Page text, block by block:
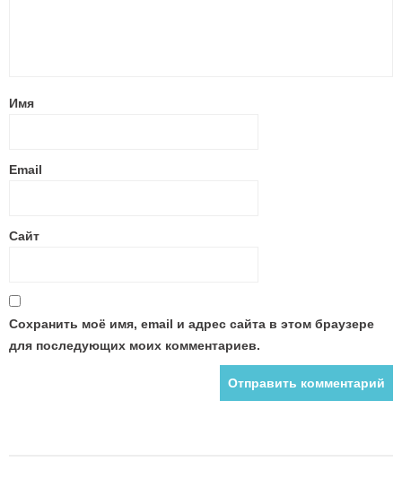
Имя
Email
Сайт
Сохранить моё имя, email и адрес сайта в этом браузере
для последующих моих комментариев.